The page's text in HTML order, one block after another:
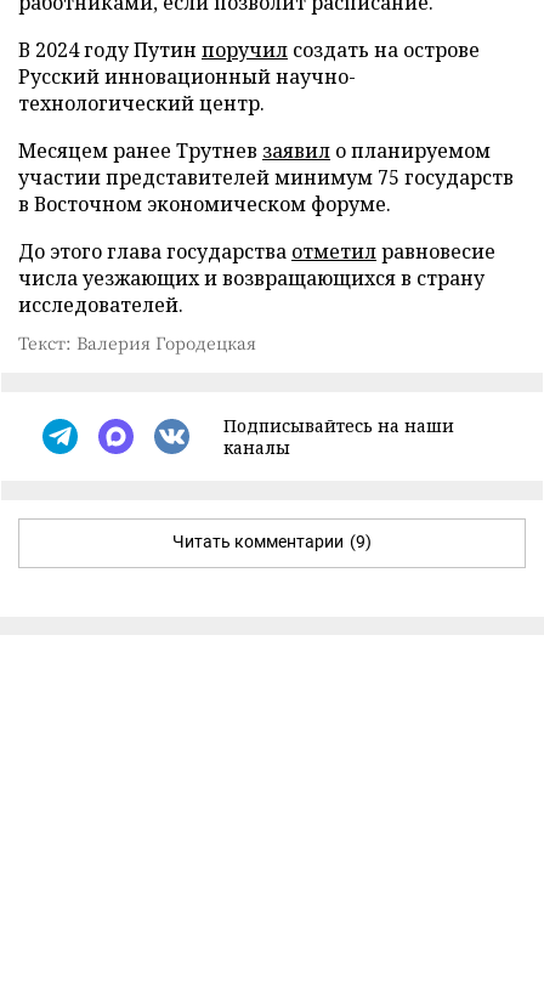
В 2024 году Путин поручил создать на острове
Русский инновационный научно-
технологический центр.
Месяцем ранее Трутнев заявил о планируемом
участии представителей минимум 75 государств
в Восточном экономическом форуме.
До этого глава государства отметилравновесие
числа уезжающих и возвращающихся в страну
исследователей.
Текст: Валерия Городецкая
Подписывайтесь на наши
каналы
Читать комментарии (9)